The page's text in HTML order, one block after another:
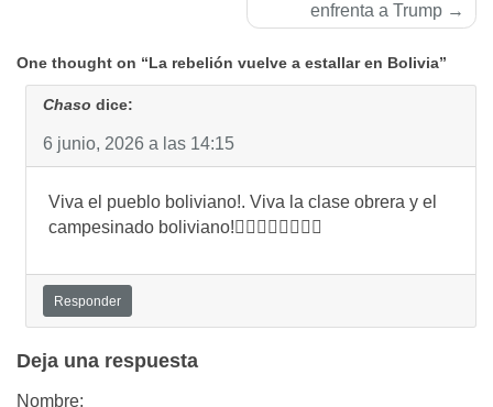
enfrenta a Trump
One thought on “La rebelión vuelve a estallar en Bolivia”
Chaso dice:
6 junio, 2026 a las 14:15
Viva el pueblo boliviano!. Viva la clase obrera y el
campesinado boliviano!✊🏻✊🏻✊🏻🌈🌈
Responder
Deja una respuesta
Nombre: